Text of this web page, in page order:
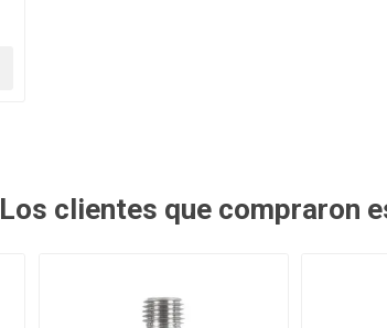
Los clientes que compraron